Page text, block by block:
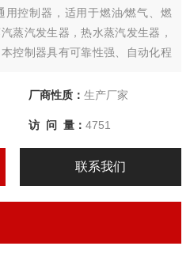
控制器，适用于燃油∕燃气、燃
蒸汽发生器，热水蒸汽发生器，
控制器具有可靠性强、自动化程
厂商性质： 生产厂家
访 问 量： 4751
联系我们